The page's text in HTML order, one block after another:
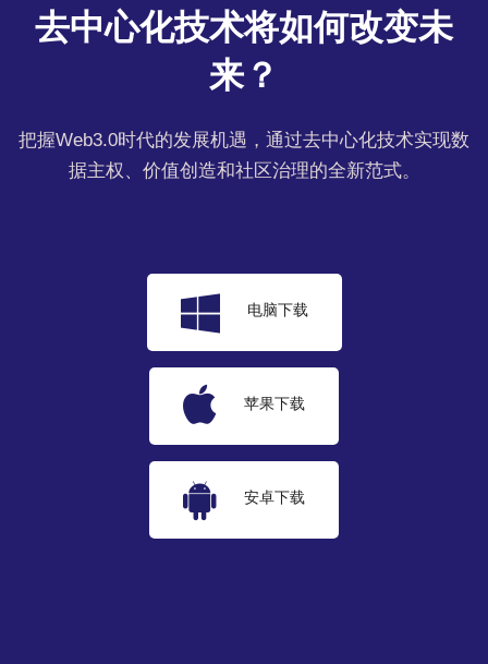
去中心化技术将如何改变未
来？
把握Web3.0时代的发展机遇，通过去中心化技术实现数
据主权、价值创造和社区治理的全新范式。
电脑下载
苹果下载
安卓下载